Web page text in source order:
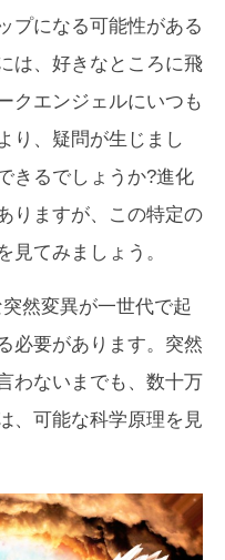
プになる可能性がある
は、好きなところに飛
クエンジェルにいつも
り、疑問が生じまし
きるでしょうか?進化
りますが、この特定の
見てみましょう。
然変異が一世代で起
必要があります。突然
わないまでも、数十万
、 可能な科学原理を見